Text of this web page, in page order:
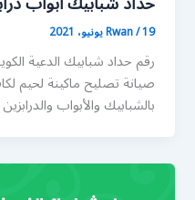
Rwan/19 يونيو، 2021
رقم حداد شبابيك الدعية
صيانة تصليح ماكينة لحيم
بالشبابيك والأبواب